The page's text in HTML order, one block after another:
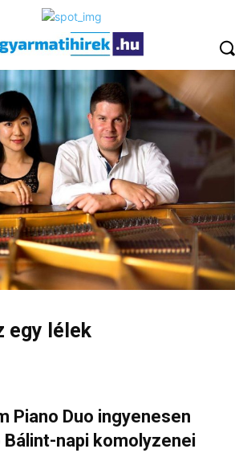
egy lélek
Piano Duo ingyenesen
Bálint-napi komolyzenei